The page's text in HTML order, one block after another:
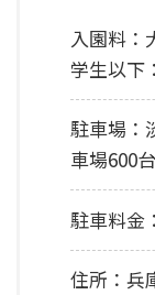
入園料：
学生以下
駐車場：
車場600台
駐車料金
住所：兵